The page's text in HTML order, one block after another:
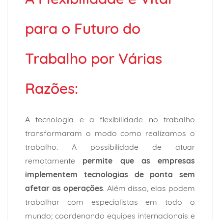
para o Futuro do
Trabalho por Várias
Razões:
A tecnologia e a flexibilidade no trabalho
transformaram o modo como realizamos o
trabalho. A possibilidade de atuar
remotamente permite que as empresas
implementem tecnologias de ponta sem
afetar as operações. Além disso, elas podem
trabalhar com especialistas em todo o
mundo; coordenando equipes internacionais e